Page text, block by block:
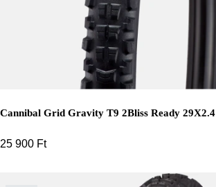
Cannibal Grid Gravity T9 2Bliss Ready 29X2.4
25 900 Ft